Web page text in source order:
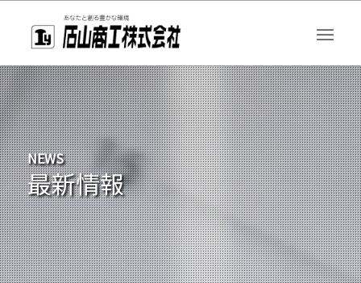
NEWS
最新情報